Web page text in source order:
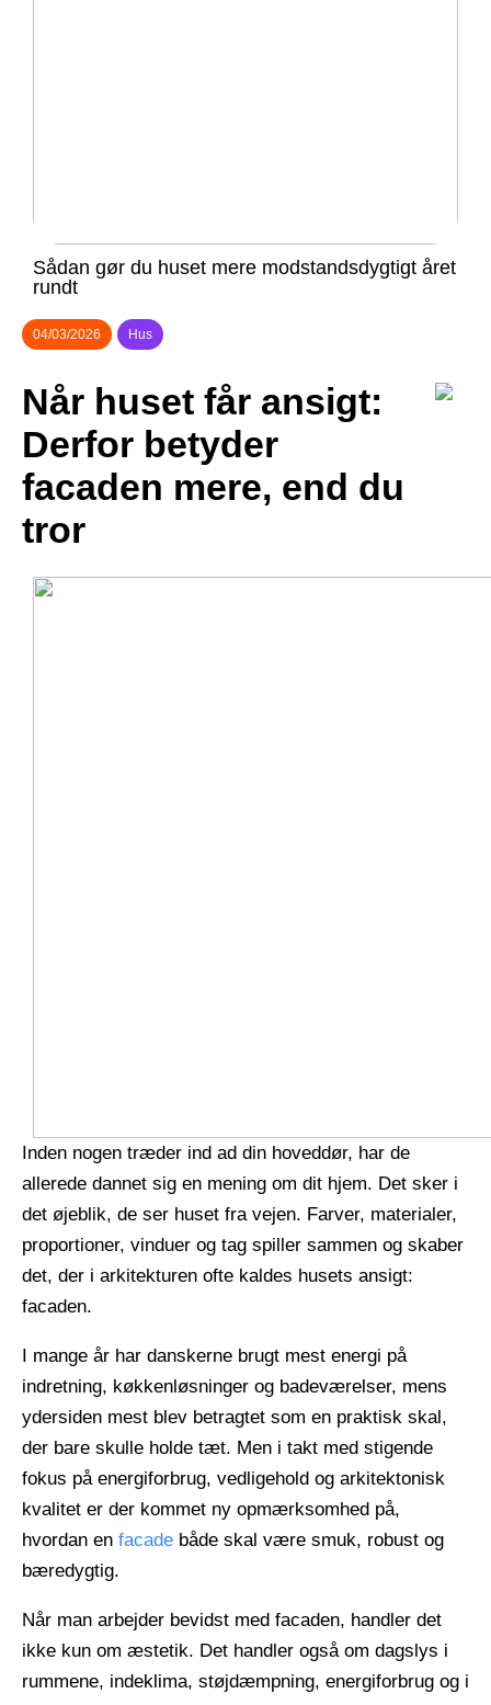
Sådan gør du huset mere modstandsdygtigt året
rundt
04/03/2026 Hus
Når huset får ansigt:
Derfor betyder
facaden mere, end du
tror
Inden nogen træder ind ad din hoveddør, har de
allerede dannet sig en mening om dit hjem. Det sker i
det øjeblik, de ser huset fra vejen. Farver, materialer,
proportioner, vinduer og tag spiller sammen og skaber
det, der i arkitekturen ofte kaldes husets ansigt:
facaden.
I mange år har danskerne brugt mest energi på
indretning, køkkenløsninger og badeværelser, mens
ydersiden mest blev betragtet som en praktisk skal,
der bare skulle holde tæt. Men i takt med stigende
fokus på energiforbrug, vedligehold og arkitektonisk
kvalitet er der kommet ny opmærksomhed på,
hvordan en facade både skal være smuk, robust og
bæredygtig.
Når man arbejder bevidst med facaden, handler det
ikke kun om æstetik. Det handler også om dagslys i
rummene, indeklima, støjdæmpning, energiforbrug og i